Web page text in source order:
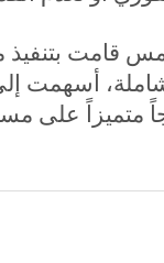
قامت بتنفيذ
متميزاً على